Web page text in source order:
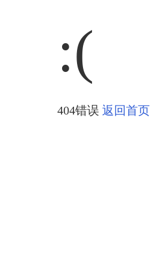
:(
404错误 返回首页